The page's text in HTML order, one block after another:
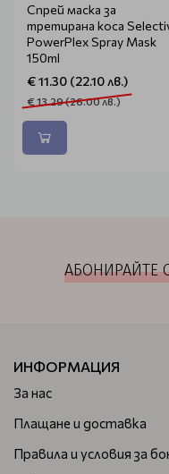
Спрей маска за
третирана коса
PowerPlex Spray Mask
150ml
€ 11.30 (22.10 лв.)
€ 13.29 (26.00 лв.)
АБОНИРАЙТЕ
ИНФОРМАЦИЯ
За нас
Плащане и доставка
Правила и условия за